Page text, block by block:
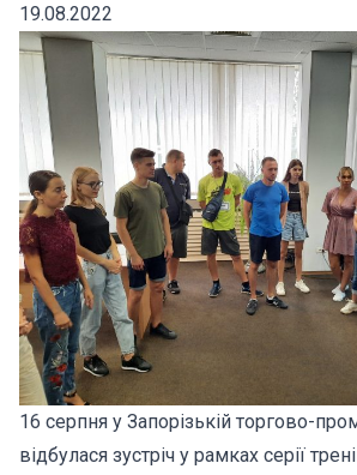
19.08.2022
16 серпня у Запорізькій торгово-
відбулася зустріч у рамках серії